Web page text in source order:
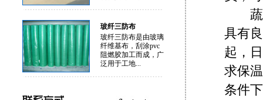
玻纤三防布
玻纤三防布是由玻璃
纤维基布，刮涂pvc
阻燃胶加工而成，广
泛用于工地...
蔬菜
具有
起，
求保
条件